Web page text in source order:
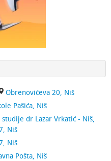
Obrenovićeva 20, Niš
Pašića, Niš
dr Lazar Vrkatić - Niš,
Niš
Niš
Pošta, Niš